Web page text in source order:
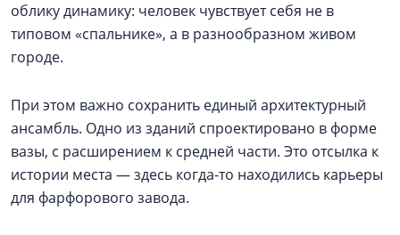
облику динамику: человек чувствует себя не в
типовом «спальнике», а в разнообразном живом
городе.
При этом важно сохранить единый архитектурный
ансамбль. Одно из зданий спроектировано в форме
вазы, с расширением к средней части. Это отсылка к
истории места — здесь когда-то находились карьеры
для фарфорового завода.